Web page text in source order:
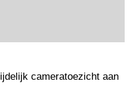
cameratoezicht aan